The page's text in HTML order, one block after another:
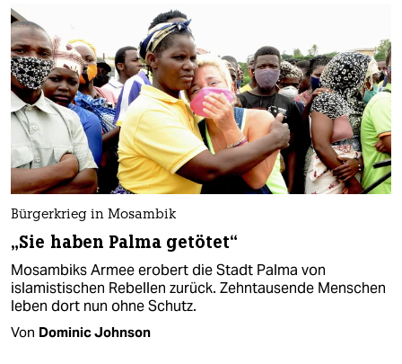
Bürgerkrieg in Mosambik
„Sie haben Palma getötet“
Mosambiks Armee erobert die Stadt Palma von
islamistischen Rebellen zurück. Zehntausende Menschen
leben dort nun ohne Schutz.
Von Dominic Johnson